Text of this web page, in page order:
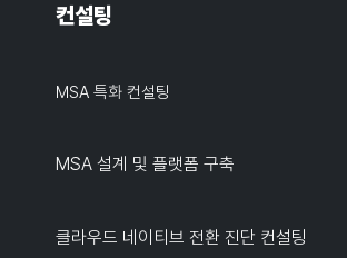
컨설팅
MSA 특화 컨설팅
MSA 설계 및 플랫폼 구축
클라우드 네이티브 전환 진단 컨설팅